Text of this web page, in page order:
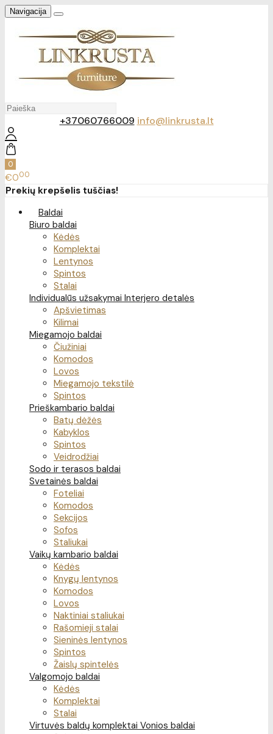
Navigacija
+37060766009 info@linkrusta.lt
0
€000
Prekių krepšelis tuščias!
Baldai
Biuro baldai
Kėdės
Komplektai
Lentynos
Spintos
Stalai
Individualūs užsakymai Interjero detalės
Apšvietimas
Kilimai
Miegamojo baldai
Čiužiniai
Komodos
Lovos
Miegamojo tekstilė
Spintos
Prieškambario baldai
Batų dėžės
Kabyklos
Spintos
Veidrodžiai
Sodo ir terasos baldai
Svetainės baldai
Foteliai
Komodos
Sekcijos
Sofos
Staliukai
Vaikų kambario baldai
Kėdės
Knygų lentynos
Komodos
Lovos
Naktiniai staliukai
Rašomieji stalai
Sieninės lentynos
Spintos
Žaislų spintelės
Valgomojo baldai
Kėdės
Komplektai
Stalai
Virtuvės baldų komplektai Vonios baldai